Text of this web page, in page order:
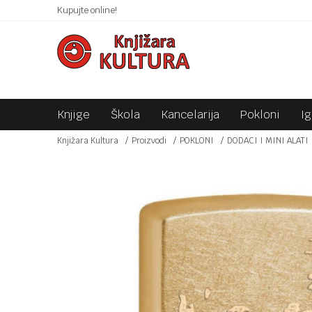
Kupujte online!SIGURNO PLAĆANJE PLATNIM KARTICAMA!
Knjige Škola Kancelarija Pokloni
Knjižara Kultura Proizvodi POKLONI DODACI I MINI ALATI